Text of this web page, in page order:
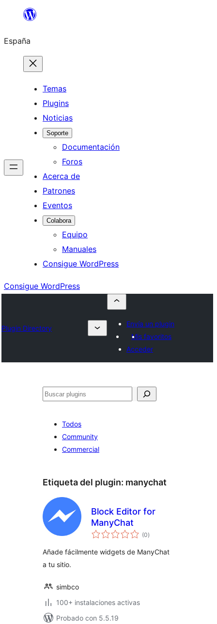
Saltar
contenido
España
Temas
Plugins
Noticias
Soporte
Documentación
Foros
Acerca de
Patrones
Eventos
Colabora
Equipo
Manuales
Consigue WordPress
Consigue WordPress
Plugin Directory
Envía un plugin
Mis favoritos
Acceder
Buscar
Todos
Community
Commercial
Etiqueta del plugin: manychat
Block Editor for
ManyChat
(0valoraciones
en
)
Añade fácilmente widgets de ManyChat
a tu sitio.
simbco
100+ instalaciones activas
Probado con 5.5.19